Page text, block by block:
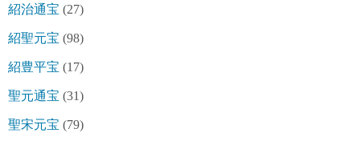
紹治通宝 (27)
紹聖元宝 (98)
紹豊平宝 (17)
聖元通宝 (31)
聖宋元宝 (79)